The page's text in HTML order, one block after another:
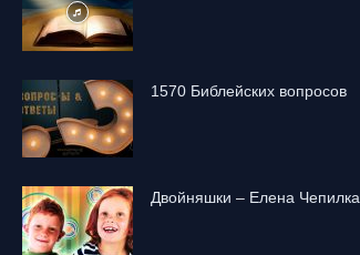
1570 Библейских вопросов
Двойняшки – Елена Чепилка